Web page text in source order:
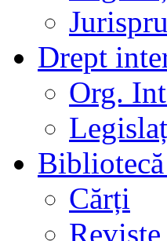
Drept
Org.
Cărți
Reviste